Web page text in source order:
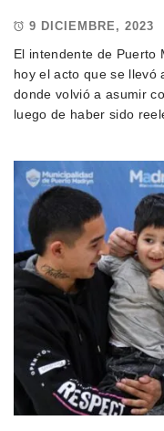
9 DICIEMBRE, 2023
El intendente de Puerto
hoy el acto que se llevó
donde volvió a asumir
luego de haber sido